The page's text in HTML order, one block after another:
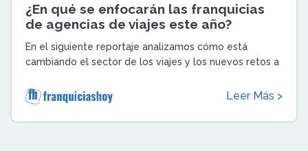
¿En qué se enfocarán las franquicias
de agencias de viajes este año?
En el siguiente reportaje analizamos cómo está
cambiando el sector de los viajes y los nuevos retos a
Leer Más >